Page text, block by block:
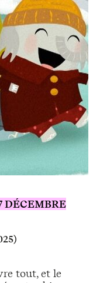
DÉCEMBRE
tout, et le